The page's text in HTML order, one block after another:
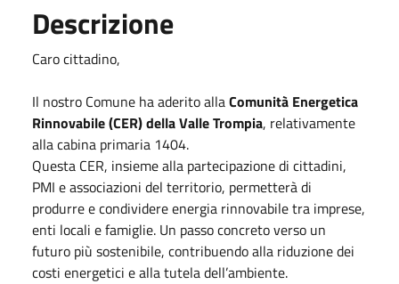
Descrizione
Caro cittadino,
Il nostro Comune ha aderito allaComunità Energetica
Rinnovabile (CER) della Valle Trompia, relativamente
alla cabina primaria 1404.
Questa CER, insieme alla partecipazione di cittadini,
PMI e associazioni del territorio, permetterà di
produrre e condividere energia rinnovabile tra imprese,
enti locali e famiglie. Un passo concreto verso un
futuro più sostenibile, contribuendo alla riduzione dei
costi energetici e alla tutela dell’ambiente.